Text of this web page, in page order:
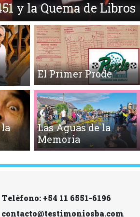
y la Quema de Libros
El Primer Prode
Las Aguas de la
Memoria
Teléfono: +54 11 6551-6196
contacto@testimoniosba.com